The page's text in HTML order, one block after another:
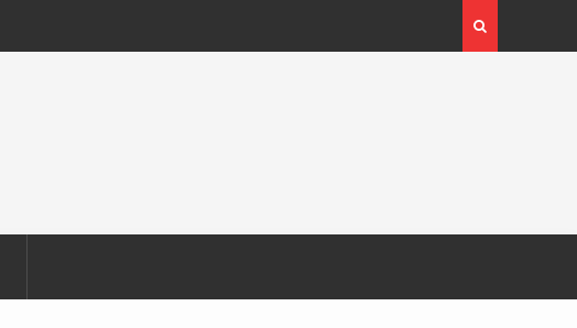
Expoziția Brâncuși de la Timișoara a
130.000 de vizitatori